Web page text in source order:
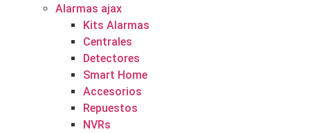
Alarmas ajax
Kits Alarmas
Centrales
Detectores
Smart Home
Accesorios
Repuestos
NVRs